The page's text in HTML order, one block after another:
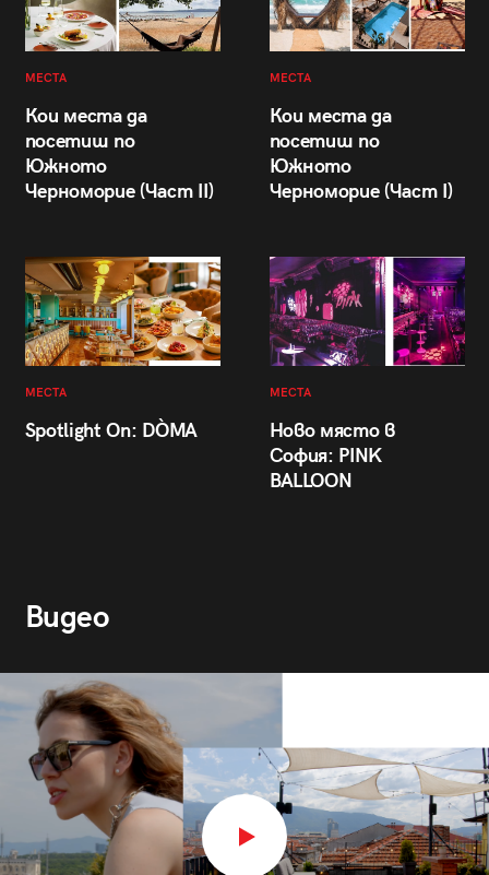
МЕСТА
Кои места да
посетиш по
Южното
Черноморие (Част II)
МЕСТА
Кои места да
посетиш по
Южното
Черноморие (Част I)
МЕСТА
Spotlight On: DÒMA
МЕСТА
Ново място в
София: PINK
BALLOON
Видео